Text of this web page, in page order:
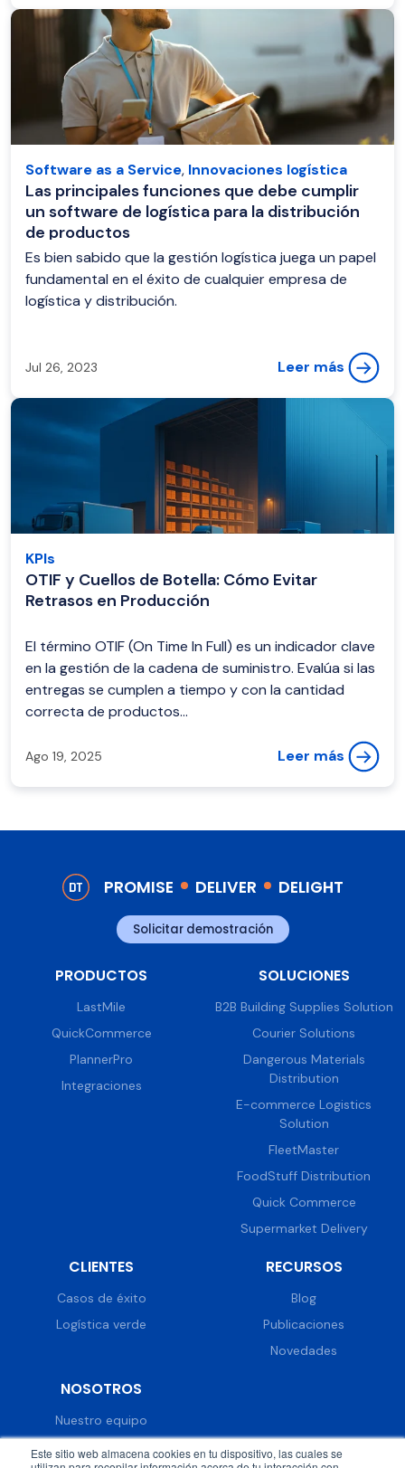
Este sitio web almacena cookies en tu dispositivo, las cuales se
Software as a Service, Innovaciones logística
Las principales funciones que debe cumplir
un software de logística para la distribución
de productos
Es bien sabido que la gestión logística juega un papel
fundamental en el éxito de cualquier empresa de
logística y distribución.
Jul 26, 2023 Leer más
KPIs
OTIF y Cuellos de Botella: Cómo Evitar
Retrasos en Producción
El término OTIF (On Time In Full) es un indicador clave
en la gestión de la cadena de suministro. Evalúa si las
entregas se cumplen a tiempo y con la cantidad
correcta de productos...
Ago 19, 2025 Leer más
PROMISE DELIVER DELIGHT
Solicitar demostración
PRODUCTOS
LastMile
QuickCommerce
PlannerPro
Integraciones
SOLUCIONES
B2B Building Supplies Solution
Courier Solutions
Dangerous Materials
Distribution
E-commerce Logistics
Solution
FleetMaster
FoodStuff Distribution
Quick Commerce
Supermarket Delivery
CLIENTES
Casos de éxito
Logística verde
RECURSOS
Blog
Publicaciones
Novedades
NOSOTROS
Nuestro equipo
Trabaja con nosotros